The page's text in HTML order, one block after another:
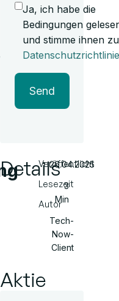
Ja, ich habe die
Bedingungen
und stimme ihnen
Datenschutzrichtlinie
Send
DetailsVeröffentlicht
Lesezeit
Autor
26.04.2025
3
Min
Tech-
Now-
Client
Aktie